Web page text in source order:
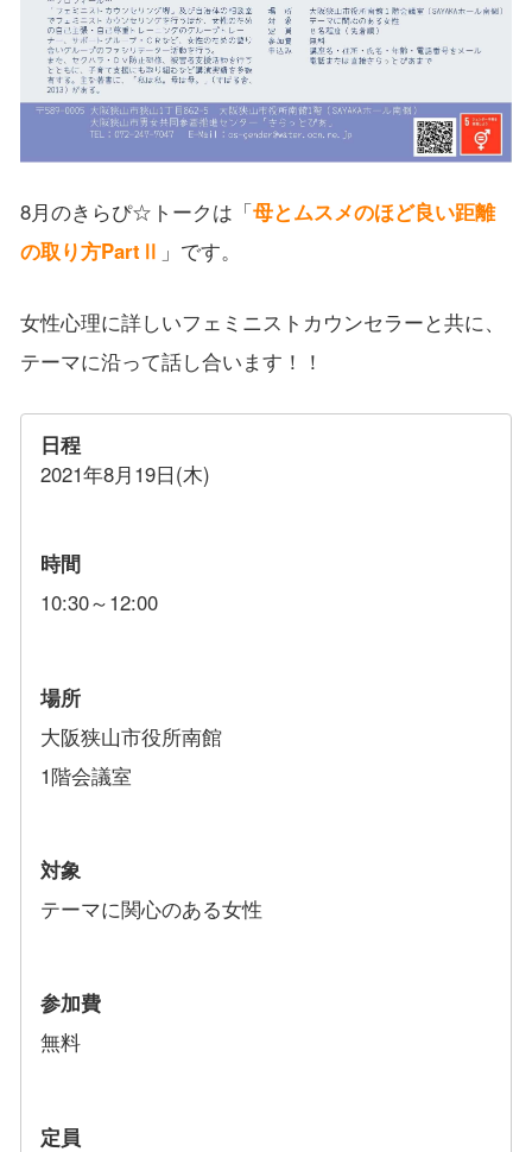
8月のきらぴ☆トークは「母とムスメのほど良い距離
の取り方PartⅡ 」です。
女性心理に詳しいフェミニストカウンセラーと共に、
テーマに沿って話し合います！！
日程
2021年8月19日(木)
時間
10:30～12:00
場所
大阪狭山市役所南館
1階会議室
対象
テーマに関心のある女性
参加費
無料
定員